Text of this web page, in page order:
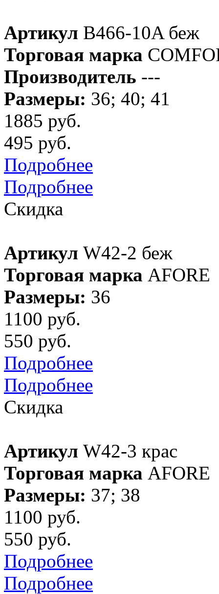
Артикул B466-10A беж
Торговая марка
Производитель ---
Размеры: 36; 40; 41
1885 руб.
495 руб.
Подробнее
Подробнее
Скидка
Артикул W42-2 беж
Торговая марка AFORE
Размеры: 36
1100 руб.
550 руб.
Подробнее
Подробнее
Скидка
Артикул W42-3 крас
Торговая марка AFORE
Размеры: 37; 38
1100 руб.
550 руб.
Подробнее
Подробнее